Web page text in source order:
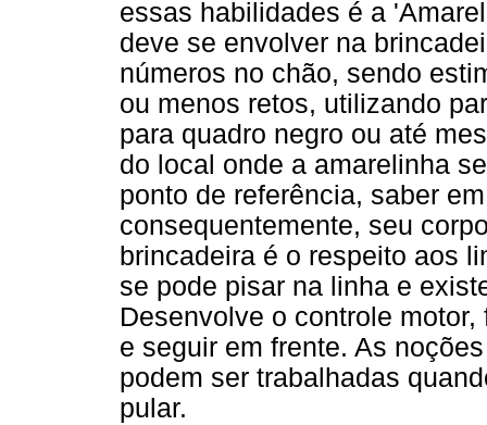
essas habilidades é a
deve se envolver na
números no chão, sendo
ou menos retos, utilizando
para quadro negro ou até
do local onde a amarelinha
ponto de referência, saber
consequentemente, seu
brincadeira é o respeito aos
se pode pisar na linha e
Desenvolve o controle
e seguir em frente. As
podem ser trabalhadas
pular.